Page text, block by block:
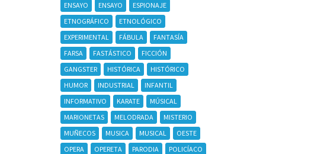
ENSAYO
ENSAYO
ESPIONAJE
ETNOGRÁFICO
ETNOLÓGICO
EXPERIMENTAL
FÁBULA
FANTASÍA
FARSA
FASTÁSTICO
FICCIÓN
GANGSTER
HISTÓRICA
HISTÓRICO
HUMOR
INDUSTRIAL
INFANTIL
INFORMATIVO
KARATE
MÚSICAL
MARIONETAS
MELODRADA
MISTERIO
MUÑECOS
MUSICA MUSICAL
OESTE
OPERA
OPERETA PARODIA
POLICÍACO